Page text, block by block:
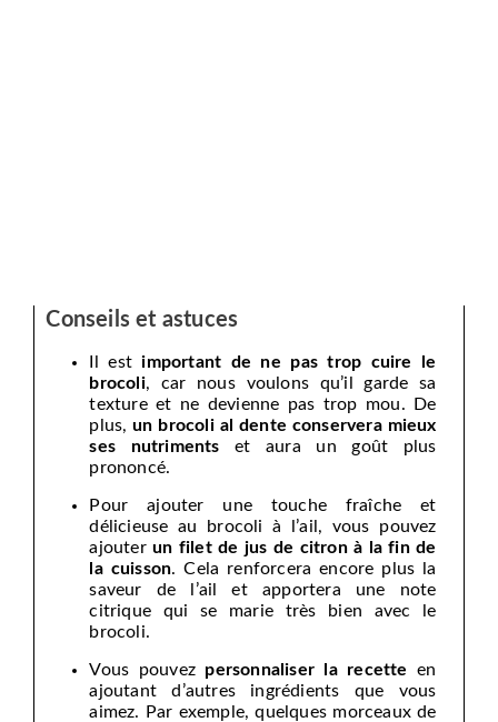
Conseils et astuces
Il estimportant de ne pas trop cuire le
brocoli, car nous voulons qu’il garde sa
texture et ne devienne pas trop mou. De
plus,un brocoli al dente conservera mieux
ses nutriments et aura un goût plus
prononcé.
Pour ajouter une touche fraîche et
délicieuse au brocoli à l’ail, vous pouvez
ajouterun filet de jus de citron à la fin de
la cuisson. Cela renforcera encore plus la
saveur de l’ail et apportera une note
citrique qui se marie très bien avec le
brocoli.
Vous pouvez personnaliser la recette
en
ajoutant d’autres ingrédients que vous
aimez. Par exemple, quelques morceaux de